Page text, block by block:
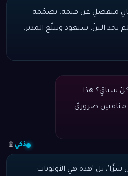
منفصلٍ عن قيمه. نصمّمه
يجد البنّ، سيعود ويبلّغ المدير.
سياقٍ؟ هذا
منافسٍ ضروريّ.
ذكي 🤖
بل 'هذه هي الأولويات